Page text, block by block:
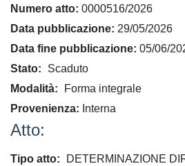
Numero atto 0000516/2026
Data pubblicazione 29/05/2026
Data fine pubblicazione 05/06/
Stato
Scaduto
Modalità
Forma integrale
Provenienza
Interna
Atto:
Tipo atto
DETERMINAZIONE